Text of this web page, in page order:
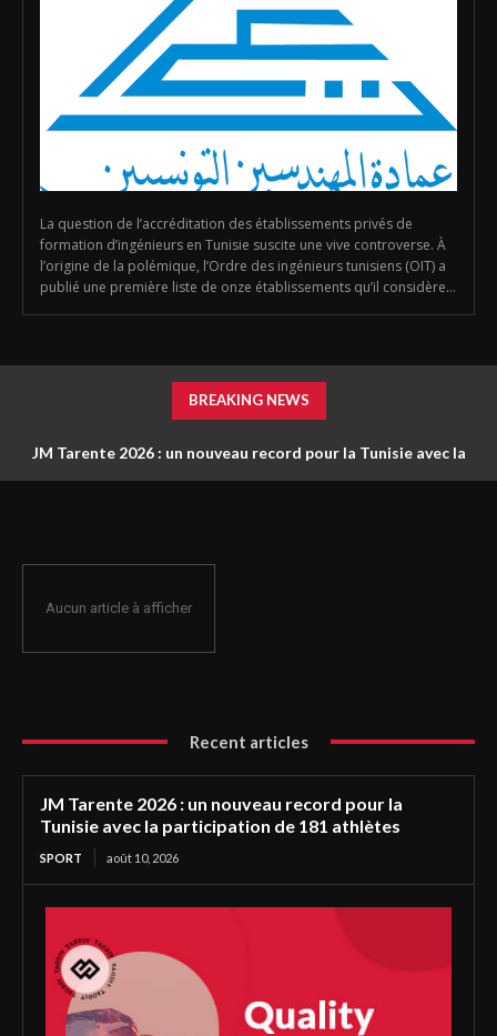
La question de l’accréditation des établissements privés de
formation d’ingénieurs en Tunisie suscite une vive controverse. À
l’origine de la polémique, l’Ordre des ingénieurs tunisiens (OIT) a
publié une première liste de onze établissements qu’il considère...
BREAKING NEWS
JM Tarente 2026 : un nouveau record pour la Tunisie avec la
Aucun article à afficher
Recent articles
JM Tarente 2026 : un nouveau record pour la
Tunisie avec la participation de 181 athlètes
SPORT août 10, 2026